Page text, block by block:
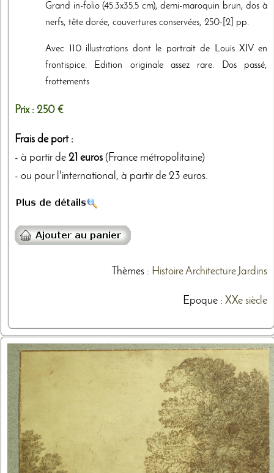
Grand in-folio (45.3x35.5 cm), demi-maroquin brun, dos à
nerfs, tête dorée, couvertures conservées, 250-[2] pp.
Avec 110 illustrations dont le portrait de Louis XIV en
frontispice. Edition originale assez rare. Dos passé,
frottements
Prix : 250 €
Frais de port :
- à partir de 21 euros (France métropolitaine)
- ou pour l'international, à partir de 23 euros.
Thèmes: HistoireArchitecture Jardins
Epoque : XXe siècle